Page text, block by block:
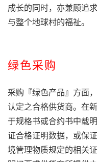
成长的同时，亦兼顾追
与整个地球村的福祉。
绿色采购
采购『绿色产品』方面
认定之合格供货商。在
于规格书或合约书中载
证合格证明数据，或保
境管理物质规定的相关